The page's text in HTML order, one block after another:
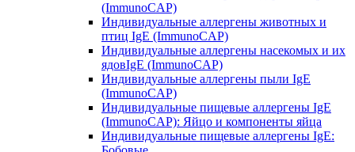
(ImmunoCAP)
Индивидуальные аллергены животных и
птиц IgE (ImmunoCAP)
Индивидуальные аллергены насекомых и их
ядовIgE (ImmunoCAP)
Индивидуальные аллергены пыли IgE
(ImmunoCAP)
Индивидуальные пищевые аллергены IgE
(ImmunoCAP): Яйцо и компоненты яйца
Индивидуальные пищевые аллергены IgE: